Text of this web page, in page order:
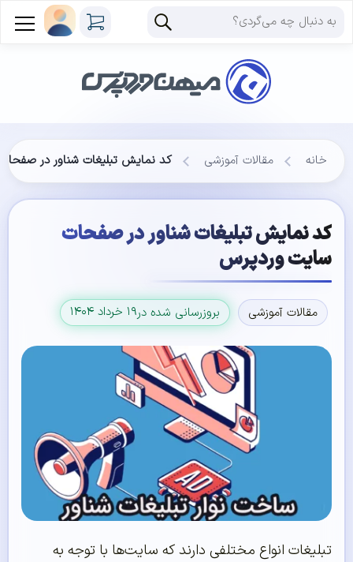
خانه مقالات آموزشی کد نمایش تبلیغات شناور در
کد نمایش تبلیغات شناور در صفحات
سایت وردپرس
مقالات آموزشی بروزرسانی شده در۱۹ خرداد ۱۴۰۴
تبلیغات انواع مختلفی دارند که سایت‌ها با توجه به